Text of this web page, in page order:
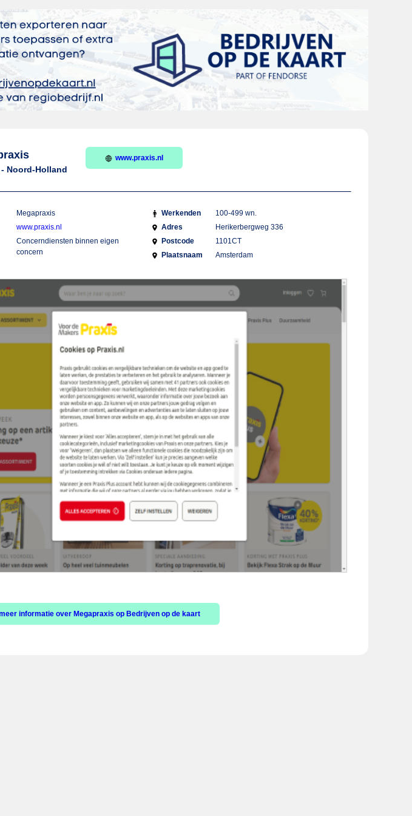
Noord-Holland
www.praxis.nl
Megapraxis
www.praxis.nl
Concerndiensten binnen eigen
concern
Werkenden
100-499 wn.
Adres
Herikerbergweg 336
Postcode
1101CT
Plaatsnaam
Amsterdam
informatie over Megapraxis op Bedrijven op de kaart